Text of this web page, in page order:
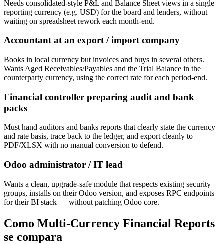
Needs consolidated-style P&L and Balance Sheet views in a single
reporting currency (e.g. USD) for the board and lenders, without
waiting on spreadsheet rework each month-end.
Accountant at an export / import company
Books in local currency but invoices and buys in several others.
Wants Aged Receivables/Payables and the Trial Balance in the
counterparty currency, using the correct rate for each period-end.
Financial controller preparing audit and bank
packs
Must hand auditors and banks reports that clearly state the currency
and rate basis, trace back to the ledger, and export cleanly to
PDF/XLSX with no manual conversion to defend.
Odoo administrator / IT lead
Wants a clean, upgrade-safe module that respects existing security
groups, installs on their Odoo version, and exposes RPC endpoints
for their BI stack — without patching Odoo core.
Como Multi-Currency Financial Reports
se compara